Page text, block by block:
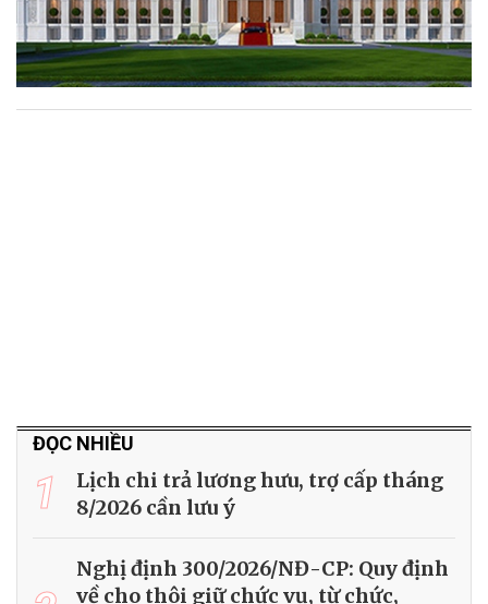
ĐỌC NHIỀU
1
Lịch chi trả lương hưu, trợ cấp tháng
8/2026 cần lưu ý
Nghị định 300/2026/NĐ-CP: Quy định
về cho thôi giữ chức vụ, từ chức,